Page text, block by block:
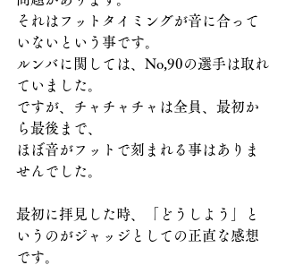
それはフットタイミングが音に合って
いないという事です。
ルンバに関しては、No,90の選手は取れ
ていました。
ですが、チャチャチャは全員、最初か
ら最後まで、
ほぼ音がフットで刻まれる事はありま
せんでした。
最初に拝見した時、「どうしよう」と
いうのがジャッジとしての正直な感想
です。